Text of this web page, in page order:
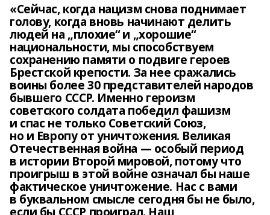
«Сейчас, когда нацизм снова поднимает
голову, когда вновь начинают делить
людей на „плохие“ и „хорошие“
национальности, мы способствуем
сохранению памяти о подвиге героев
Брестской крепости. За нее сражались
воины более 30 представителей народов
бывшего СССР. Именно героизм
советского солдата победил фашизм
и спас не только Советский Союз,
но и Европу от уничтожения. Великая
Отечественная война — особый период
в истории Второй мировой, потому что
проигрыш в этой войне означал бы наше
фактическое уничтожение. Нас с вами
в буквальном смысле сегодня бы не было,